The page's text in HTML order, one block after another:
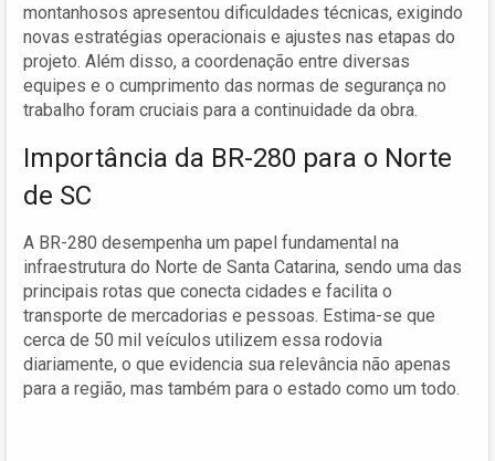
montanhosos apresentou dificuldades técnicas, exigindo
novas estratégias operacionais e ajustes nas etapas do
projeto. Além disso, a coordenação entre diversas
equipes e o cumprimento das normas de segurança no
trabalho foram cruciais para a continuidade da obra.
Importância da BR-280 para o Norte
de SC
A BR-280 desempenha um papel fundamental na
infraestrutura do Norte de Santa Catarina, sendo uma das
principais rotas que conecta cidades e facilita o
transporte de mercadorias e pessoas. Estima-se que
cerca de 50 mil veículos utilizem essa rodovia
diariamente, o que evidencia sua relevância não apenas
para a região, mas também para o estado como um todo.